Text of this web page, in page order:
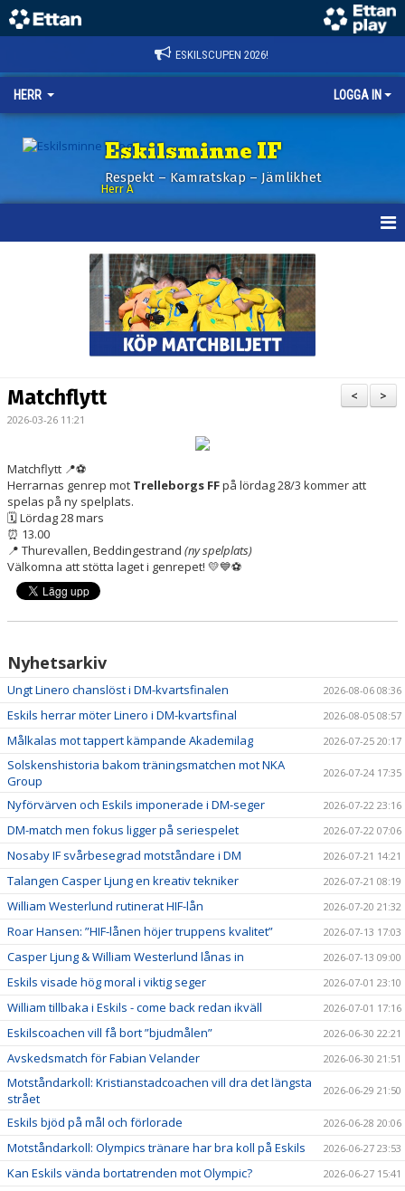
ESKILSCUPEN 2026!
HERR LOGGA IN
Eskilsminne IF
Respekt – Kamratskap – Jämlikhet
Herr A
BILDGALLERI
MATCHER
ETTAN SÖDRA
>
<
Matchflytt
2026-03-26 11:21
Matchflytt 📍⚽
Herrarnas genrep mot Trelleborgs FFpå lördag 28/3 kommer att
spelas på ny spelplats.
🗓 Lördag 28 mars
⏰ 13.00
📍 Thurevallen, Beddingestrand (ny spelplats)
Välkomna att stötta laget i genrepet! 💛💙⚽
Nyhetsarkiv
Ungt Linero chanslöst i DM-kvartsfinalen 2026-08-06 08:36
Eskils herrar möter Linero i DM-kvartsfinal 2026-08-05 08:57
Målkalas mot tappert kämpande Akademilag 2026-07-25 20:17
Solskenshistoria bakom träningsmatchen mot NKA
Group
2026-07-24 17:35
Nyförvärven och Eskils imponerade i DM-seger 2026-07-22 23:16
DM-match men fokus ligger på seriespelet 2026-07-22 07:06
Nosaby IF svårbesegrad motståndare i DM 2026-07-21 14:21
Talangen Casper Ljung en kreativ tekniker 2026-07-21 08:19
William Westerlund rutinerat HIF-lån 2026-07-20 21:32
Roar Hansen: ”HIF-lånen höjer truppens kvalitet” 2026-07-13 17:03
Casper Ljung & William Westerlund lånas in 2026-07-13 09:00
Eskils visade hög moral i viktig seger 2026-07-01 23:10
William tillbaka i Eskils - come back redan ikväll 2026-07-01 17:16
Eskilscoachen vill få bort ”bjudmålen” 2026-06-30 22:21
Avskedsmatch för Fabian Velander 2026-06-30 21:51
Motståndarkoll: Kristianstadcoachen vill dra det längsta
strået
2026-06-29 21:50
Eskils bjöd på mål och förlorade 2026-06-28 20:06
Motståndarkoll: Olympics tränare har bra koll på Eskils 2026-06-27 23:53
Kan Eskils vända bortatrenden mot Olympic? 2026-06-27 15:41